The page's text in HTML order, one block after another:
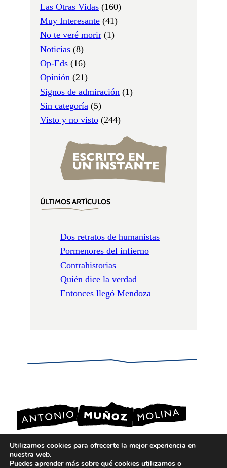
Las Otras Vidas (160)
Muy Interesante (41)
No te veré morir (1)
Noticias (8)
Op-Eds (16)
Opinión (21)
Signos de admiración (1)
Sin categoría (5)
Visto y no visto (244)
ÚLTIMOS ARTÍCULOS
Dos retratos de humanistas
Pormenores del infierno
Contrahistorias
Quién dice la verdad
Entonces llegó Mendoza
POLÍTICA DE COOKIES
Utilizamos cookies para ofrecerte la mejor experiencia en
nuestra web.
Puedes aprender más sobre qué cookies utilizamos o